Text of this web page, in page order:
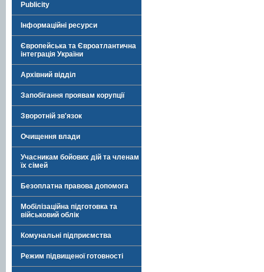
Publicity
Інформаційні ресурси
Європейська та Євроатлантична
інтеграція України
Архівний відділ
Запобігання проявам корупції
Зворотній зв'язок
Очищення влади
Учасникам бойових дій та членам
їх сімей
Безоплатна правова допомога
Мобілізаційна підготовка та
військовий облік
Комунальні підприємства
Режим підвищеної готовності